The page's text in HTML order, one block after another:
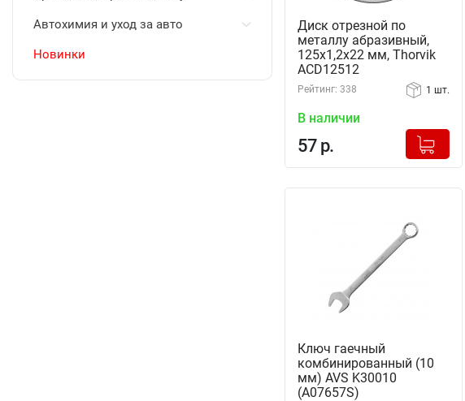
Автохимия и уход за авто
Новинки
Диск отрезной по
металлу абразивный,
125х1,2х22 мм, Thorvik
ACD12512
Рейтинг: 338 1 шт.
В наличии
57 р.
+
Добавлено в
Ключ гаечный
комбинированный (10
мм) AVS K30010
(A07657S)